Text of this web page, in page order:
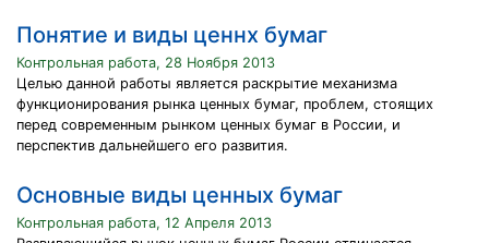
Понятие и виды ценнх бумаг
Контрольная работа, 28 Ноября 2013
Целью данной работы является раскрытие механизма
функционирования рынка ценных бумаг, проблем, стоящих
перед современным рынком ценных бумаг в России, и
перспектив дальнейшего его развития.
Основные виды ценных бумаг
Контрольная работа, 12 Апреля 2013